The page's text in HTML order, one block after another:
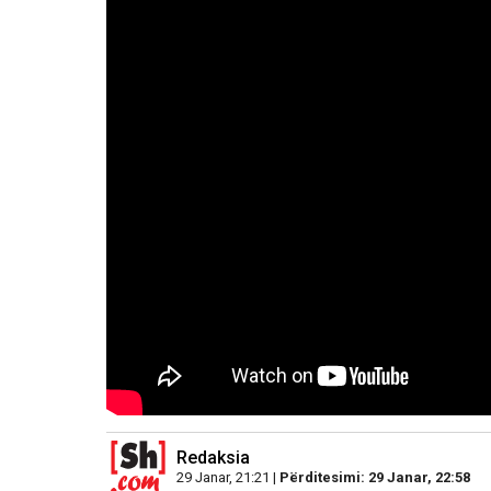
Redaksia
29 Janar, 21:21 | Përditesimi: 29 Janar, 22:58